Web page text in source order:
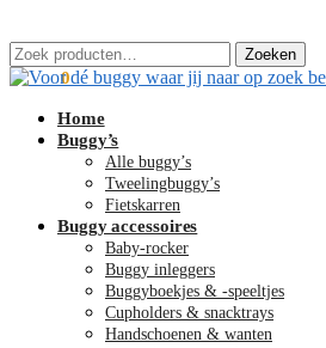
Zoeken
naar:
Zoeken
€0,00 0
Zoeken
naar:
Zoeken
Home
Buggy’s
Alle buggy’s
Tweelingbuggy’s
Fietskarren
Buggy accessoires
Baby-rocker
Buggy inleggers
Buggyboekjes & -speeltjes
Cupholders & snacktrays
Handschoenen & wanten